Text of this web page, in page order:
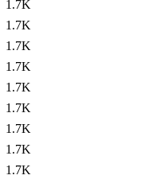
1.7K
1.7K
1.7K
1.7K
1.7K
1.7K
1.7K
1.7K
1.7K